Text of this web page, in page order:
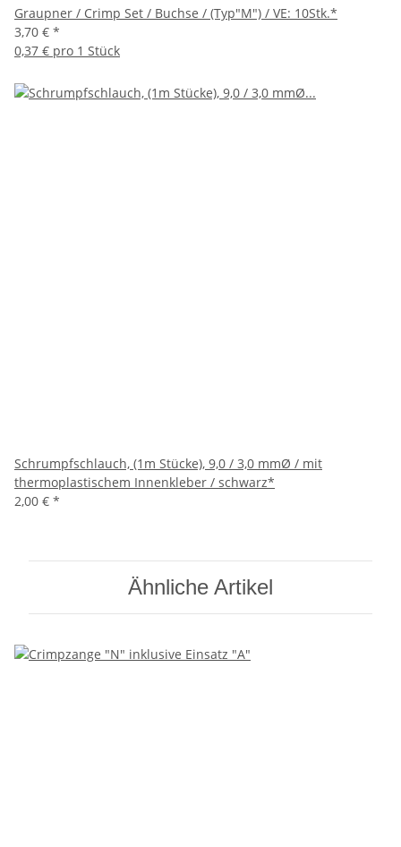
Graupner / Crimp Set / Buchse / (Typ"M") / VE: 10Stk.*
3,70 € *
0,37 € pro 1 Stück
Schrumpfschlauch, (1m Stücke), 9,0 / 3,0 mmØ / mit
thermoplastischem Innenkleber / schwarz*
2,00 € *
Ähnliche Artikel